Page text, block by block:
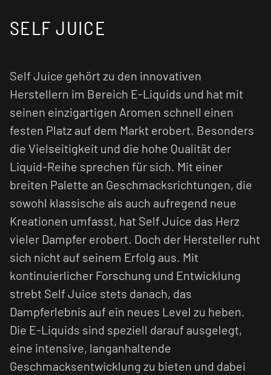
SELF JUICE
Self Juice gehört zu den innovativen
Herstellern im Bereich E-Liquids und hat mit
seinen einzigartigen Aromen schnell einen
festen Platz auf dem Markt erobert. Besonders
die Vielseitigkeit und die hohe Qualität der
Liquid-Reihe sprechen für sich. Mit einer
breiten Palette an Geschmacksrichtungen, die
sowohl klassische als auch aufregend neue
Kreationen umfasst, hat Self Juice das Herz
vieler Dampfer erobert. Doch der Hersteller ruht
sich nicht auf seinem Erfolg aus. Mit
kontinuierlicher Forschung und Entwicklung
strebt Self Juice stets danach, das
Dampferlebnis auf ein neues Level zu heben.
Die E-Liquids sind speziell darauf ausgelegt,
eine intensive, langanhaltende
Geschmacksentwicklung zu bieten und dabei